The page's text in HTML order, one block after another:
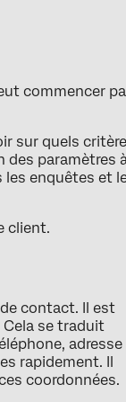
commencer
sur quels
des paramètres
les enquêtes et
client.
contact. Il est
se traduit
adresse
rapidement. Il
coordonnées.